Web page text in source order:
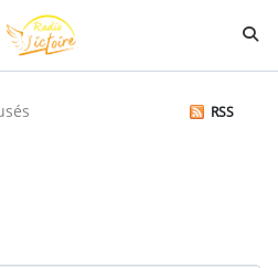
RSS